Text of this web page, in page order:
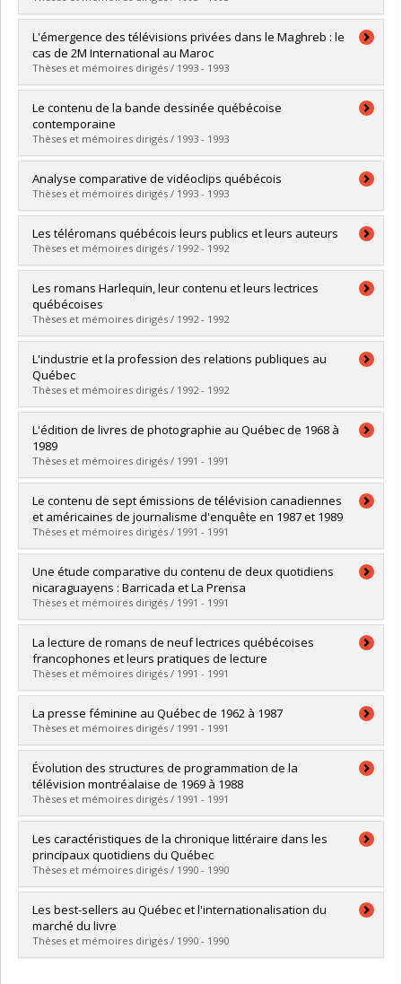
Lien vers le document dans Papyrus
Diplômé(e) : Blain, Véronique
Cycle : Maîtrise
Diplôme obtenu :M. Sc.
Lien vers le document dans Papyrus
L'émergence des télévisions privées dans le Maghreb : le
cas de 2M International au Maroc
Thèses et mémoires dirigés / 1993 - 1993
Diplômé(e) :Bouchaara, Taoufik
Cycle :Maîtrise
Diplôme obtenu :M. Sc.
Lien vers le document dans Papyrus
Le contenu de la bande dessinée québécoise
contemporaine
Thèses et mémoires dirigés / 1993 - 1993
Diplômé(e) :Huard, Pierre
Cycle : Maîtrise
Diplôme obtenu :M. Sc.
Lien vers le document dans Papyrus
Analyse comparative de vidéoclips québécois
Thèses et mémoires dirigés / 1993 - 1993
Diplômé(e) :Yelle, François
Cycle : Maîtrise
Diplôme obtenu :M. Sc.
Lien vers le document dans Papyrus
Les téléromans québécois leurs publics et leurs auteurs
Thèses et mémoires dirigés / 1992 - 1992
Diplômé(e) :Lapointe, Anne
Cycle :Maîtrise
Diplôme obtenu :M. Sc.
Lien vers le document dans Papyrus
Les romans Harlequin, leur contenu et leurs lectrices
québécoises
Thèses et mémoires dirigés / 1992 - 1992
Diplômé(e) :Deputter, Barbara Anne
Cycle :Maîtrise
Diplôme obtenu :M. Sc.
Lien vers le document dans Papyrus
L'industrie et la profession des relations publiques au
Québec
Thèses et mémoires dirigés / 1992 - 1992
Diplômé(e) :Losier, Anne-Marie
Cycle :
Diplôme obtenu :M. Sc.
Lien vers le document dans Papyrus
L'édition de livres de photographie au Québec de 1968 à
1989
Thèses et mémoires dirigés / 1991 - 1991
Diplômé(e) :Allaire, Benoît
Cycle :Maîtrise
Diplôme obtenu :M. Sc.
Lien vers le document dans Papyrus
Le contenu de sept émissions de télévision canadiennes
et américaines de journalisme d'enquête en 1987 et 1989
Thèses et mémoires dirigés / 1991 - 1991
Diplômé(e) :Benoit, Claude
Cycle :Maîtrise
Diplôme obtenu :M. Sc.
Lien vers le document dans Papyrus
Une étude comparative du contenu de deux quotidiens
nicaraguayens : Barricada et La Prensa
Thèses et mémoires dirigés / 1991 - 1991
Diplômé(e) : Vega Ortega, Alicia de la Concepción
Cycle :Maîtrise
Diplôme obtenu :M. Sc.
Lien vers le document dans Papyrus
La lecture de romans de neuf lectrices québécoises
francophones et leurs pratiques de lecture
Thèses et mémoires dirigés / 1991 - 1991
Diplômé(e) :Cloutier, Alice
Cycle : Maîtrise
Diplôme obtenu :M. Sc.
Lien vers le document dans Papyrus
La presse féminine au Québec de 1962 à 1987
Thèses et mémoires dirigés / 1991 - 1991
Diplômé(e) :Hébert, Louise
Cycle :Maîtrise
Diplôme obtenu :M. Sc.
Lien vers le document dans Papyrus
Évolution des structures de programmation de la
télévision montréalaise de 1969 à 1988
Thèses et mémoires dirigés / 1991 - 1991
Diplômé(e) :Anbar, Frida
Cycle :Maîtrise
Diplôme obtenu :M. Sc.
Lien vers le document dans Papyrus
Les caractéristiques de la chronique littéraire dans les
principaux quotidiens du Québec
Thèses et mémoires dirigés / 1990 - 1990
Diplômé(e) :Suissa, Lucie
Cycle :Maîtrise
Diplôme obtenu :M. Sc.
Lien vers le document dans Papyrus
Les best-sellers au Québec et l'internationalisation du
marché du livre
Thèses et mémoires dirigés / 1990 - 1990